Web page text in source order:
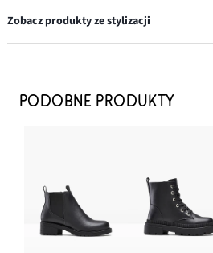
Zobacz produkty ze stylizacji
67,99 zł
DODAJ DO KOSZYKA
Ramoneska
PODOBNE PRODUKTY